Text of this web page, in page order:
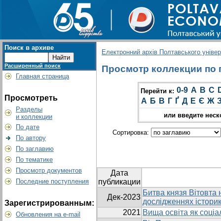
Поиск в архиве
Расширенный поиск
Главная страница
Просмотреть
Разделы
и коллекции
По дате
По автору
По заглавию
По тематике
Просмотр документов
Последние поступления
Зарегистрированным:
Обновления на e-mail
Електронний архів Полтавського
Просмотр коллекции по
Перейти к: 0-9 A B C
А Б В Г Ґ Д Е Є Ж
или введите
Сортировка:
Дата
публикации
Дек-2023
Битва князя Вітовта
дослідженнях
2021 Вища освіта як